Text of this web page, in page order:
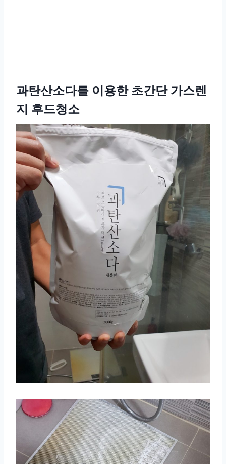
과탄산소다를 이용한 초간단 가스렌
지 후드청소